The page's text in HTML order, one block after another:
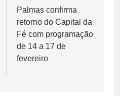
Palmas confirma
retorno do Capital da
Fé com programação
de 14 a 17 de
fevereiro